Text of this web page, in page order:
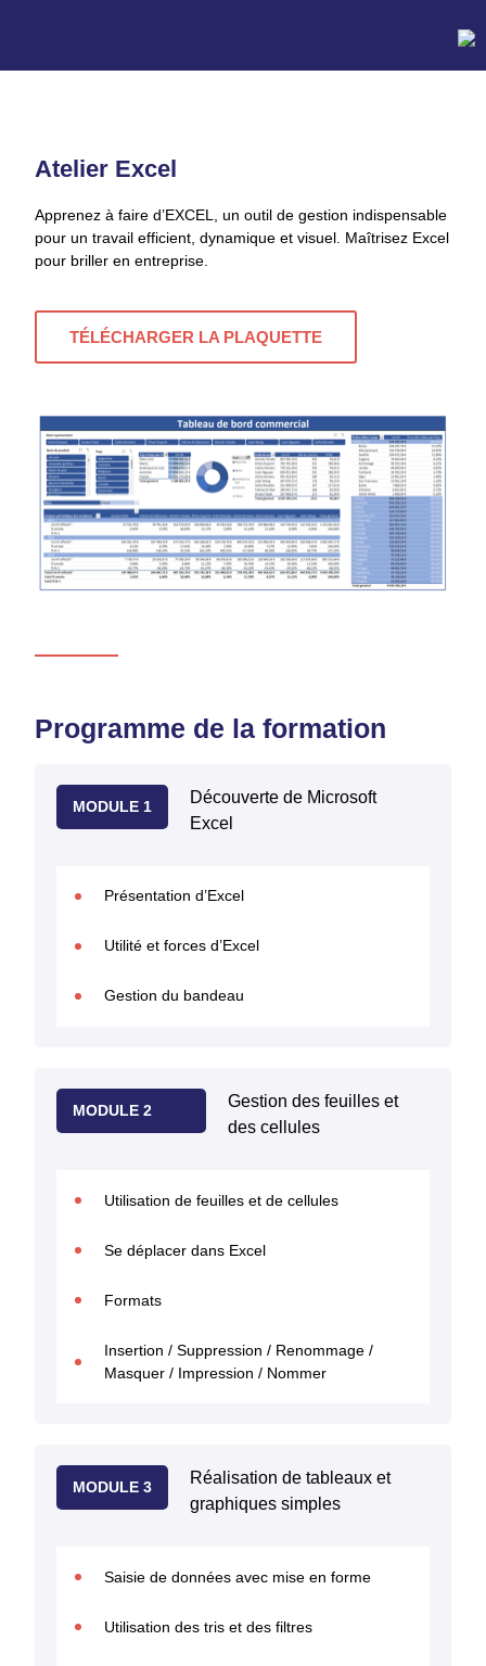
A PROPOS
BLOG
CONTACT
Atelier Excel
Apprenez à faire d’EXCEL, un outil de gestion indispensable
pour un travail efficient, dynamique et visuel. Maîtrisez Excel
pour briller en entreprise.
TÉLÉCHARGER LA PLAQUETTE
Programme de la formation
MODULE 1
Découverte de Microsoft
Excel
Présentation d’Excel
Utilité et forces d’Excel
Gestion du bandeau
MODULE 2
Gestion des feuilles et
des cellules
Utilisation de feuilles et de cellules
Se déplacer dans Excel
Formats
Insertion / Suppression / Renommage /
Masquer / Impression / Nommer
MODULE 3
Réalisation de tableaux et
graphiques simples
Saisie de données avec mise en forme
Utilisation des tris et des filtres